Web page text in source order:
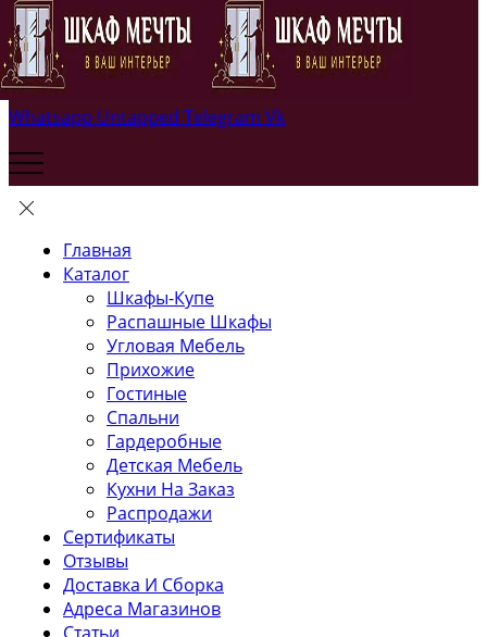
Whatsapp Untapped Telegram Vk
Главная
Каталог
Шкафы-Купе
Распашные Шкафы
Угловая Мебель
Прихожие
Гостиные
Спальни
Гардеробные
Детская Мебель
Кухни На Заказ
Распродажи
Сертификаты
Отзывы
Доставка И Сборка
Адреса Магазинов